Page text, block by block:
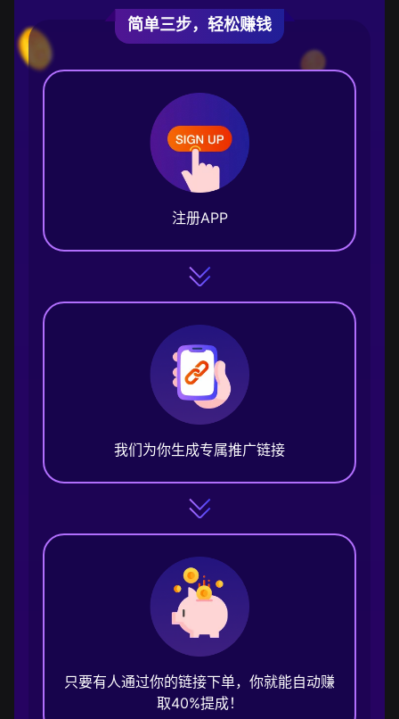
简单三步，轻松赚钱
注册APP
我们为你生成专属推广链接
只要有人通过你的链接下单，你就能自动赚
取40%提成！